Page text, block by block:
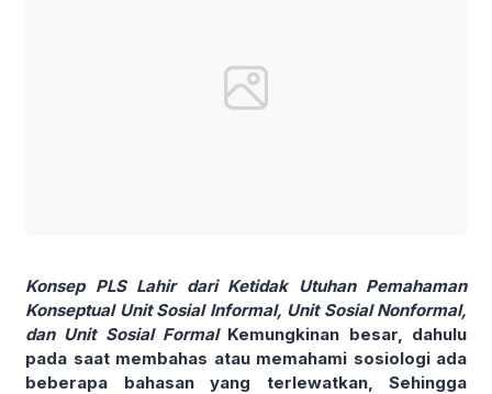
Konsep PLS Lahir dari Ketidak Utuhan Pemahaman
Konseptual Unit Sosial Informal, Unit Sosial Nonformal,
dan Unit Sosial FormalKemungkinan besar, dahulu
pada saat membahas atau memahami sosiologi ada
beberapa bahasan yang terlewatkan, Sehingga